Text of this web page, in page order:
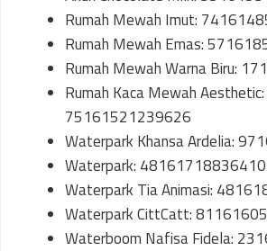
Rumah Mewah Imut:
Rumah Mewah Emas:
Rumah Mewah Warna Biru:
Rumah Kaca Mewah Aesthetic:
75161521239626
Waterpark Khansa Ardelia:
Waterpark: 48161718836410
Waterpark Tia Animasi:
Waterpark CittCatt:
Waterboom Nafisa Fidela: